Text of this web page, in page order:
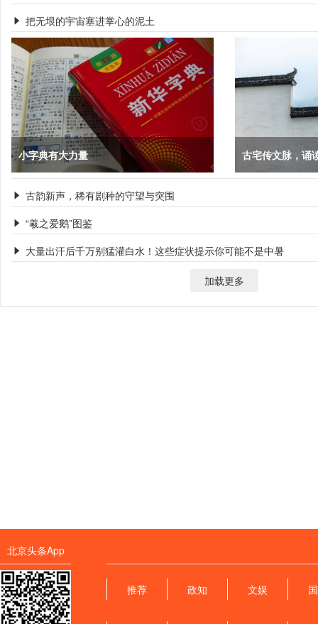
 把无垠的宇宙塞进掌心的泥土
小字典有大力量 古宅传文脉，诵
 古韵新声，稀有剧种的守望与突围
 “羲之爱鹅”图鉴
 大量出汗后千万别猛灌白水！这些症状提示你可能不是中暑
加载更多
北京头条App
推荐 政知 文娱